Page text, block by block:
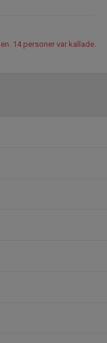
14 personer var kallade.